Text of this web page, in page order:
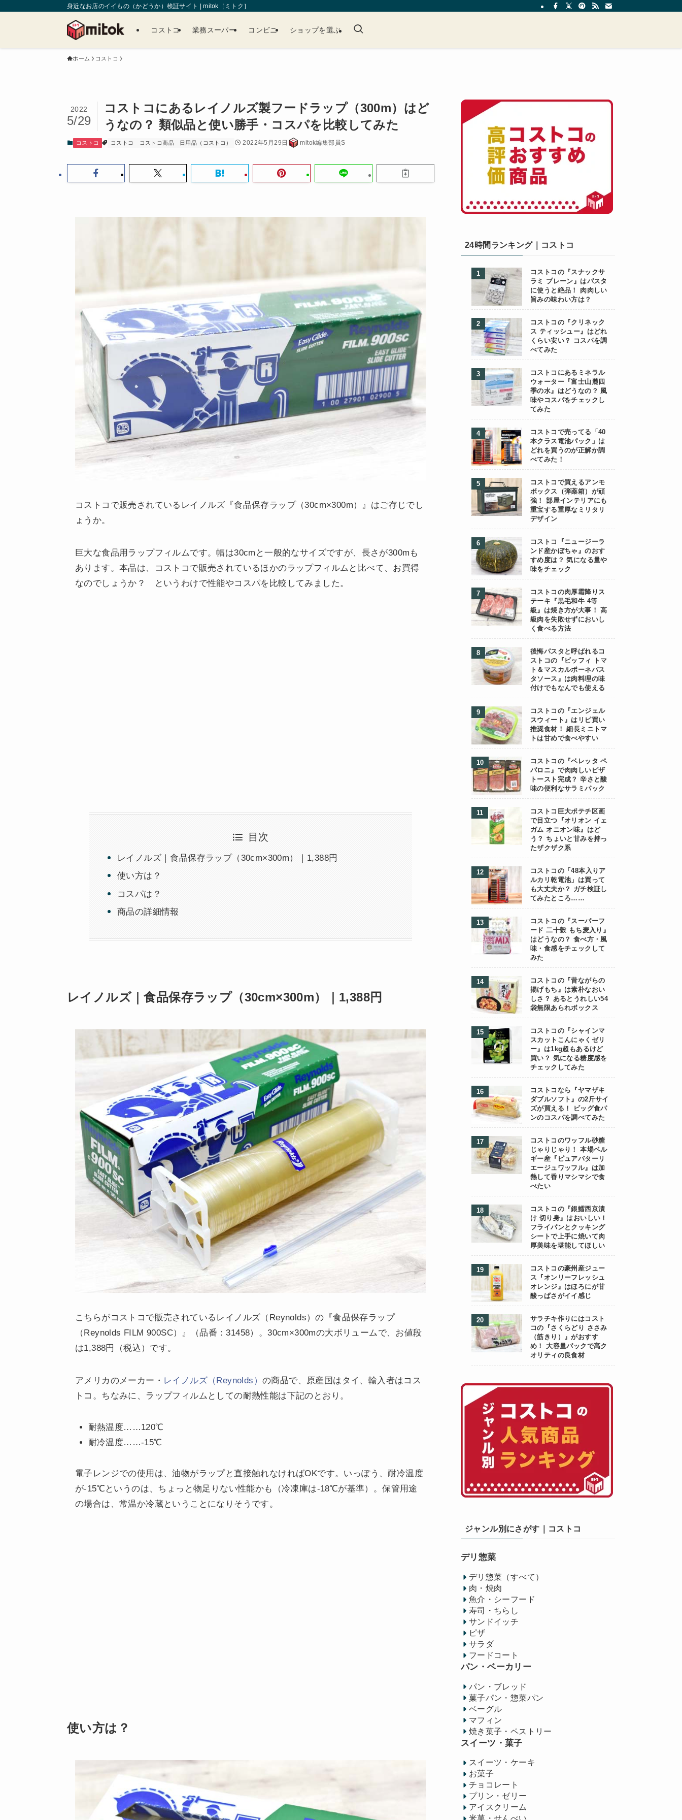
身近なお店のイイもの（かどうか）検証サイト | mitok［ミトク］
コストコ 業務スーパー コンビニ ショップを選ぶ
ホーム コストコ
コストコにあるレイノルズ製フードラップ（300m）はど
うなの？ 類似品と使い勝手・コスパを比較してみた
2022
5/29
コストコ コストコ コストコ商品 日用品（コストコ） 2022年5月29日 mitok編集部員S
コストコで販売されているレイノルズ『食品保存ラップ（30cm×300m）』はご存じでし
ょうか。
巨大な食品用ラップフィルムです。幅は30cmと一般的なサイズですが、長さが300mも
あります。本品は、コストコで販売されているほかのラップフィルムと比べて、お買得
なのでしょうか？ というわけで性能やコスパを比較してみました。
目次
レイノルズ｜食品保存ラップ（30cm×300m）｜1,388円
使い方は？
コスパは？
商品の詳細情報
レイノルズ｜食品保存ラップ（30cm×300m）｜1,388円
こちらがコストコで販売されているレイノルズ（Reynolds）の『食品保存ラップ
（Reynolds FILM 900SC）』（品番：31458）。30cm×300mの大ボリュームで、お値段
は1,388円（税込）です。
アメリカのメーカー・ レイノルズ（Reynolds） の商品で、原産国はタイ、輸入者はコス
トコ。ちなみに、ラップフィルムとしての耐熱性能は下記のとおり。
耐熱温度……120℃
耐冷温度……-15℃
電子レンジでの使用は、油物がラップと直接触れなければOKです。いっぽう、耐冷温度
が-15℃というのは、ちょっと物足りない性能かも（冷凍庫は-18℃が基準）。保管用途
の場合は、常温か冷蔵ということになりそうです。
使い方は？
24時間ランキング｜コストコ
コストコの『スナックサ
ラミ プレーン』はパスタ
に使うと絶品！ 肉肉しい
旨みの味わい方は？
コストコの『クリネック
ス ティッシュー』はどれ
くらい安い？ コスパを調
べてみた
コストコにあるミネラル
ウォーター『富士山麓四
季の水』はどうなの？ 風
味やコスパをチェックし
てみた
コストコで売ってる「40
本クラス電池パック」は
どれを買うのが正解か調
べてみた！
コストコで買えるアンモ
ボックス（弾薬箱）が頑
強！ 部屋インテリアにも
重宝する重厚なミリタリ
デザイン
コストコ『ニュージーラ
ンド産かぼちゃ』のおす
すめ度は？ 気になる量や
味をチェック
コストコの肉厚霜降りス
テーキ『黒毛和牛 4等
級』は焼き方が大事！ 高
級肉を失敗せずにおいし
く食べる方法
後悔パスタと呼ばれるコ
ストコの『ビッフィ トマ
ト＆マスカルポーネパス
タソース』は肉料理の味
付けでもなんでも使える
コストコの『エンジェル
スウィート』はリピ買い
推奨食材！ 細長ミニトマ
トは甘めで食べやすい
コストコの『ベレッタ ペ
パロニ』で肉肉しいピザ
トースト完成？ 辛さと酸
味の便利なサラミパック
コストコ巨大ポテチ区画
で目立つ『オリオン イェ
ガム オニオン味』はど
う？ ちょいと甘みを持っ
たザクザク系
コストコの「48本入りア
ルカリ乾電池」は買って
も大丈夫か？ ガチ検証し
てみたところ……
コストコの『スーパーフ
ード 二十穀 もち麦入り』
はどうなの？ 食べ方・風
味・食感をチェックして
みた
コストコの『昔ながらの
揚げもち』は素朴なおい
しさ？ あるとうれしい54
袋無限あられボックス
コストコの『シャインマ
スカットこんにゃくゼリ
ー』は1kg超もあるけど
買い？ 気になる糖度感を
チェックしてみた
コストコなら『ヤマザキ
ダブルソフト』の2斤サイ
ズが買える！ ビッグ食パ
ンのコスパを調べてみた
コストコのワッフル砂糖
じゃりじゃり！ 本場ベル
ギー産『ピュアバターリ
エージュワッフル』は加
熱して香りマシマシで食
べたい
コストコの『銀鱈西京漬
け 切り身』はおいしい！
フライパンとクッキング
シートで上手に焼いて肉
厚美味を堪能してほしい
コストコの豪州産ジュー
ス『オンリーフレッシュ
オレンジ』はほろにが甘
酸っぱさがイイ感じ
サラチキ作りにはコスト
コの『さくらどり ささみ
（筋きり）』がおすす
め！ 大容量パックで高ク
オリティの良食材
ジャンル別にさがす｜コストコ
デリ惣菜
デリ惣菜（すべて）
肉・焼肉
魚介・シーフード
寿司・ちらし
サンドイッチ
ピザ
サラダ
フードコート
パン・ベーカリー
パン・ブレッド
菓子パン・惣菜パン
ベーグル
マフィン
焼き菓子・ペストリー
スイーツ・菓子
スイーツ・ケーキ
お菓子
チョコレート
プリン・ゼリー
アイスクリーム